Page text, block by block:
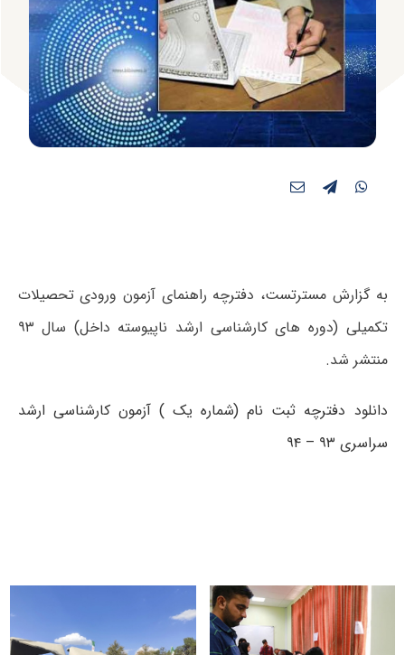
به گزارش مسترتست، دفترچه راهنمای آزمون ورودی تحصیلات
تکمیلی (دوره های کارشناسی ارشد ناپیوسته داخل) سال ۹۳
منتشر شد.
دانلود دفترچه ثبت نام (شماره یک ) آزمون کارشناسی ارشد
سراسری ۹۳ – ۹۴